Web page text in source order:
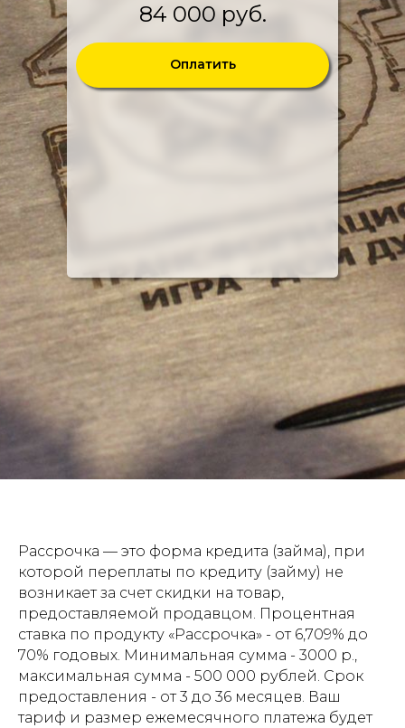
Оплатить
84 000 руб.
Рассрочка — это форма кредита (займа), при
которой переплаты по кредиту (займу) не
возникает за счет скидки на товар,
предоставляемой продавцом. Процентная
ставка по продукту «Рассрочка» - от 6,709% до
70% годовых. Минимальная сумма - 3000 р.,
максимальная сумма - 500 000 рублей. Срок
предоставления - от 3 до 36 месяцев. Ваш
тариф и размер ежемесячного платежа будет